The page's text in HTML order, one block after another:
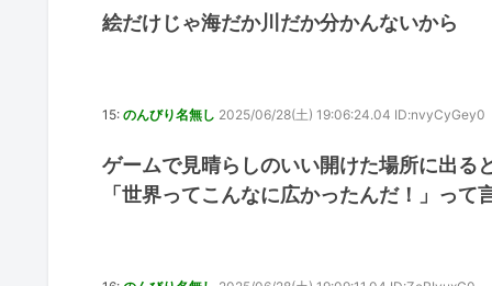
絵だけじゃ海だか川だか分かんないから
15: のんびり名無し 2025/06/28(土) 19:06:24.04 ID:nvyCyGey0
ゲームで見晴らしのいい開けた場所に出る
「世界ってこんなに広かったんだ！」って